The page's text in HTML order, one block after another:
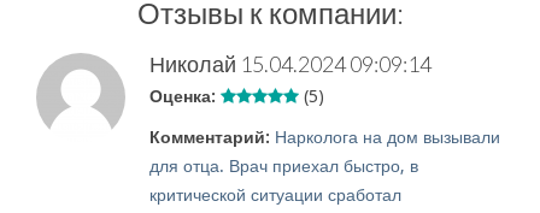
Отзывы к компании:
Николай 15.04.2024 09:09:14
Оценка: (5)
Комментарий: Нарколога на дом вызывали
для отца. Врач приехал быстро, в
критической ситуации сработал